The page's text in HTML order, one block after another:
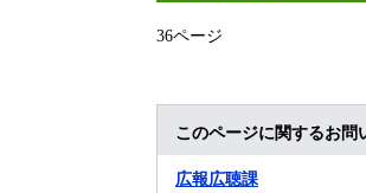
36ページ
このページに関するお問
広報広聴課